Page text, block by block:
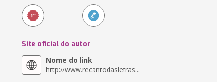
Site oficial do autor
Nome do link
http://www.recantodasletras...